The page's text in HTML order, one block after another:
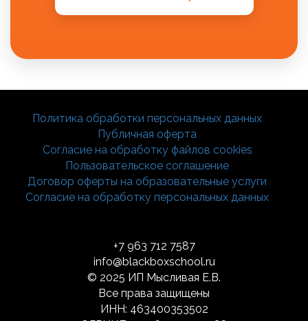
Политика обработки персональных данных
Публичная оферта
Согласие на обработку файлов cookies
Пользовательское соглашение
Договор оферты на образовательные услуги
Согласие на обработку персональных данных
+7 963 712 7587
info@blackboxschool.ru
© 2025 ИП Мысливая Е.В.
Все права защищены
ИНН: 463400353502